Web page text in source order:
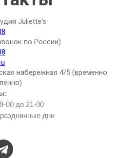
00 до 21-00
дни
Juliette's
по России)
набережная 4/5 (временно